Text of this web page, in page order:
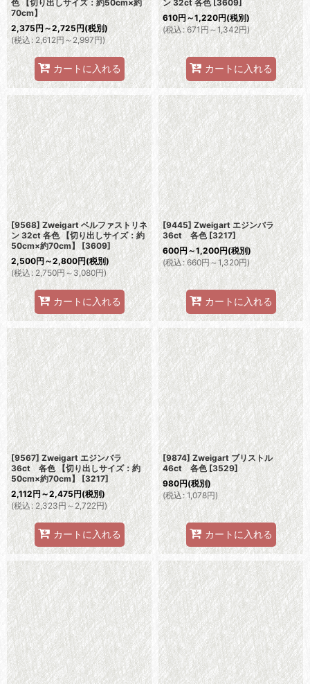
色 【切り出しサイズ：約50cm×約
70cm】
2,375円～2,725円(税別)
(税込: 2,612円 ～2,997円)
カートに入れる
ン 32ct 各色 3609]
610円～1,220円(税別)
(税込: 671円～1,342円)
カートに入れる
[9568] Zweigart ベルファストリネ
ン 32ct 各色 【切り出しサイズ：約
50cm×約70cm】 [3609]
2,500円～2,800円(税別)
(税込 : 2,750円～3,080円)
カートに入れる
[9445] Zweigart エジンバラ
36ct 各色 [3217]
600円 ～1,200円(税別)
(税込 : 660円～1,320円)
カートに入れる
[9567] Zweigart エジンバラ
36ct 各色 【切り出しサイズ：約
50cm×約70cm】 [3217]
2,112円～2,475円(税別)
(税込 : 2,323円～2,722円)
カートに入れる
[9874] Zweigart ブリストル
46ct 各色 [3529]
980円(税別)
(税込: 1,078円)
カートに入れる